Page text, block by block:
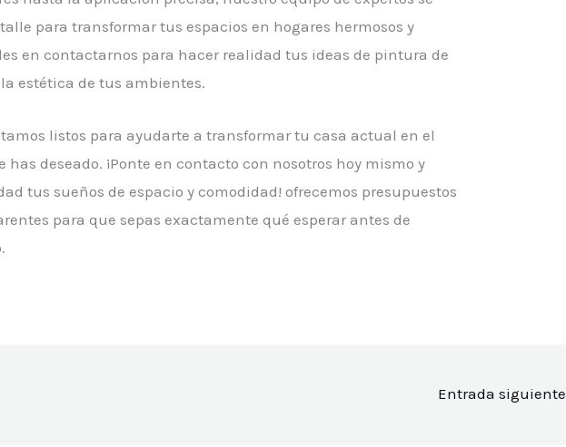
para transformar tus espacios en hogares hermosos y
en contactarnos para hacer realidad tus ideas de pintura de
estética de tus ambientes.
listos para ayudarte a transformar tu casa actual en el
has deseado. ¡Ponte en contacto con nosotros hoy mismo y
tus sueños de espacio y comodidad! ofrecemos presupuestos
para que sepas exactamente qué esperar antes de
Entrada siguiente